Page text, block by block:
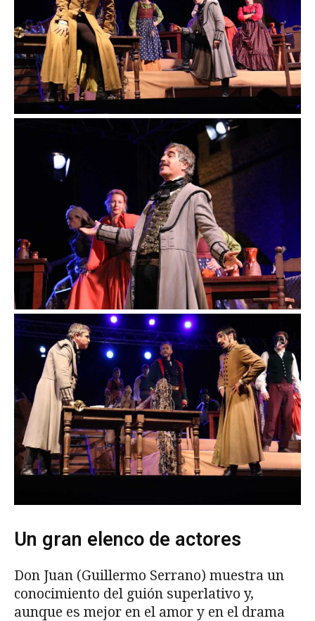
Un gran elenco de actores
Don Juan (Guillermo Serrano) muestra un
conocimiento del guión superlativo y,
aunque es mejor en el amor y en el drama